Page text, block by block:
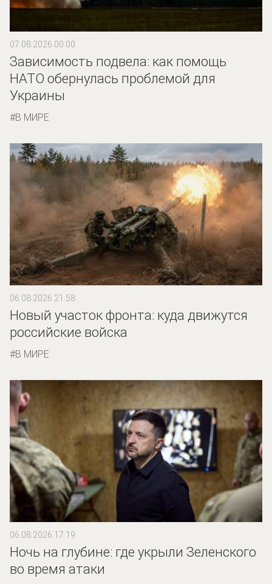
07.08.2026 00:00
Зависимость подвела: как помощь
НАТО обернулась проблемой для
Украины
В МИРЕ
06.08.2026 21:58
Новый участок фронта: куда движутся
российские войска
В МИРЕ
06.08.2026 17:19
Ночь на глубине: где укрыли Зеленского
во время атаки